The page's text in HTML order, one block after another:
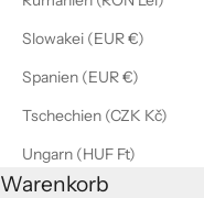
Slowakei (EUR €)
Spanien (EUR €)
Tschechien (CZK Kč)
Ungarn (HUF Ft)
Warenkorb